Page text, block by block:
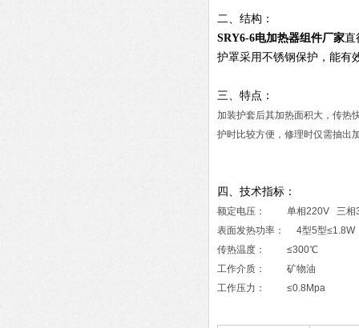
二、结构：
SRY6-6电加热器组件厂家直
护罩采用不锈钢保护，能有
三、特点：
加装护套后其加热面积大，传热
护时比较方便，修理时仅需抽出
四、技术指标：
额定电压： 单相220V 三相
表面发热功率： 4型5型≤1.8W
传热温度： ≤300℃
工作介质： 矿物油
工作压力： ≤0.8Mpa